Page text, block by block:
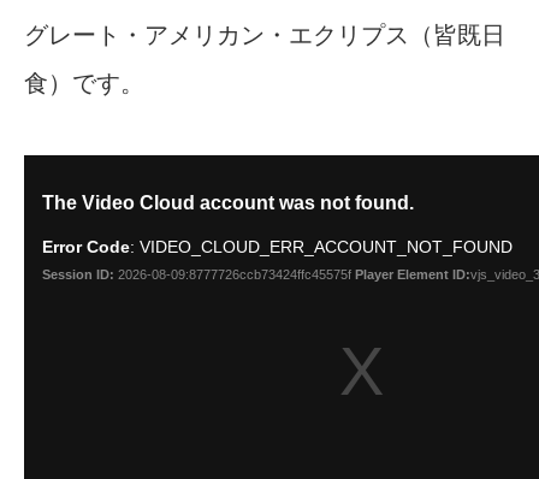
グレート・アメリカン・エクリプス（皆既日
食）です。